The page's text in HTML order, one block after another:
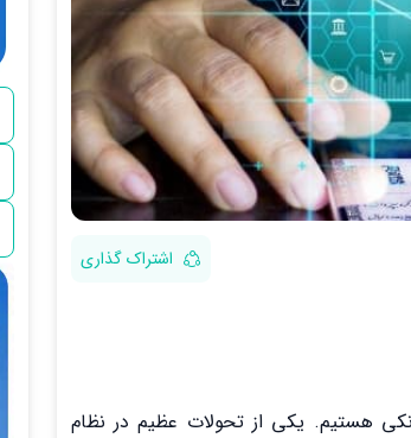
اشتراک گذاری
هستیم. یکی از تحولات عظیم در نظام